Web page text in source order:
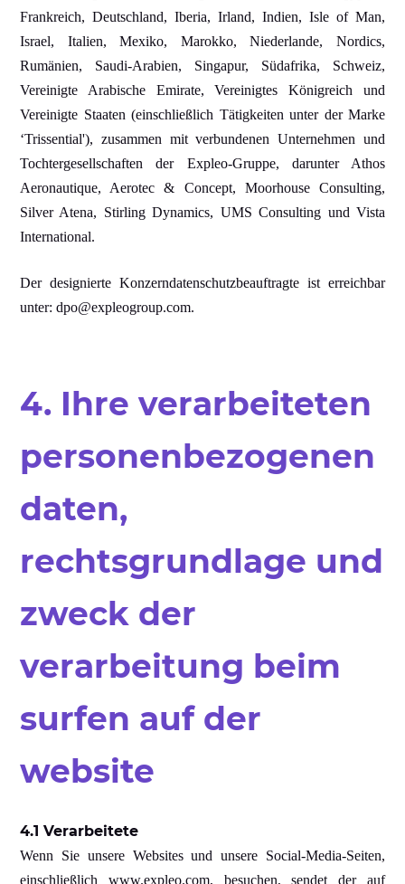
Frankreich, Deutschland, Iberia, Irland, Indien, Isle of Man,
Israel, Italien, Mexiko, Marokko, Niederlande, Nordics,
Rumänien, Saudi-Arabien, Singapur, Südafrika, Schweiz,
Vereinigte Arabische Emirate, Vereinigtes Königreich und
Vereinigte Staaten (einschließlich Tätigkeiten unter der Marke
‘Trissential'), zusammen mit verbundenen Unternehmen und
Tochtergesellschaften der Expleo-Gruppe, darunter Athos
Aeronautique, Aerotec & Concept, Moorhouse Consulting,
Silver Atena, Stirling Dynamics, UMS Consulting und Vista
International.
Der designierte Konzerndatenschutzbeauftragte ist erreichbar
unter: dpo@expleogroup.com.
4. Ihre verarbeiteten
personenbezogenen
daten,
rechtsgrundlage und
zweck der
verarbeitung beim
surfen auf der
website
4.1 Verarbeitete
Wenn Sie unsere Websites und unsere Social-Media-Seiten,
einschließlich www.expleo.com, besuchen, sendet der auf